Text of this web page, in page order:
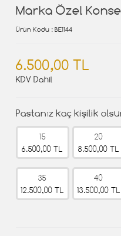
Marka Özel
Ürün Kodu : BE1144
6.500,00 TL
KDV Dahil
Pastanız kaç kişilik
15
6.500,00 TL
20
8.500,00 TL
35
12.500,00 TL
40
13.500,00 TL